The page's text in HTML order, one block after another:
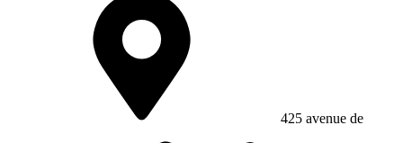
425 avenue de